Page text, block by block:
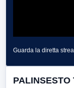
Guarda la diretta
PALINSESTO